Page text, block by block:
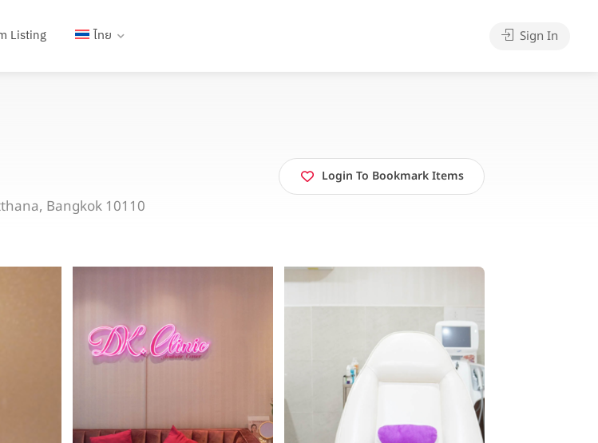
Listing ไทย Sign In
Bangkok 10110
Login To Bookmark Items